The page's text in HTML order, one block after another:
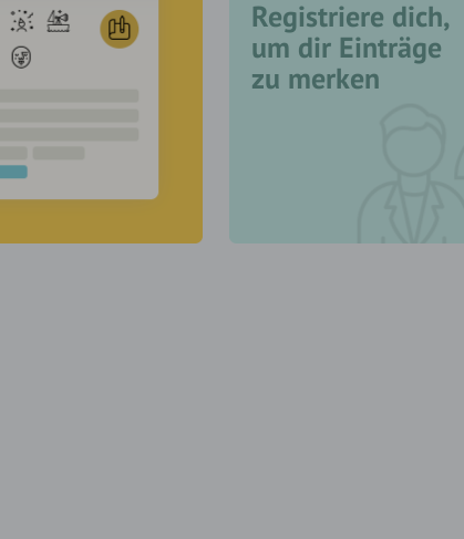
Registriere dich,
um dir Einträge
zu merken